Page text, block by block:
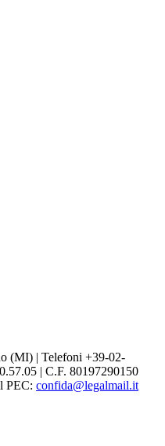
(MI) | Telefoni +39-02-
| C.F. 80197290150
PEC: confida@legalmail.it